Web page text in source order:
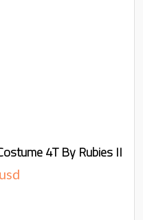
4T By Rubies II